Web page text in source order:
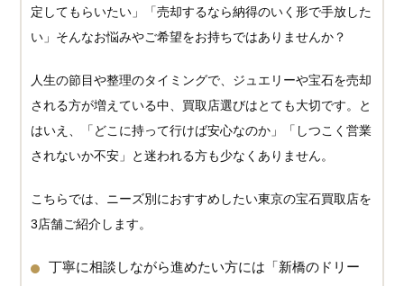
定してもらいたい」「売却するなら納得のいく形で手放した
い」そんなお悩みやご希望をお持ちではありませんか？
人生の節目や整理のタイミングで、ジュエリーや宝石を売却
される方が増えている中、買取店選びはとても大切です。と
はいえ、「どこに持って行けば安心なのか」「しつこく営業
されないか不安」と迷われる方も少なくありません。
こちらでは、ニーズ別におすすめしたい東京の宝石買取店を
3店舗ご紹介します。
丁寧に相談しながら進めたい方には「新橋のドリー